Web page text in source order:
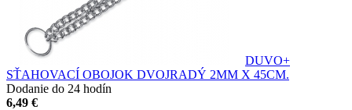
DUVO+
SŤAHOVACÍ OBOJOK DVOJRADÝ 2MM X 45CM.
Dodanie do 24 hodín
6,49 €